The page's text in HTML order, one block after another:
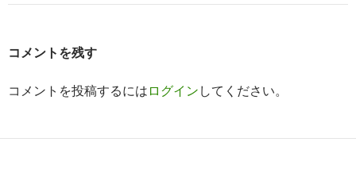
ゲ
シ
コメントを残す
コメントを投稿するには ログイン してください。